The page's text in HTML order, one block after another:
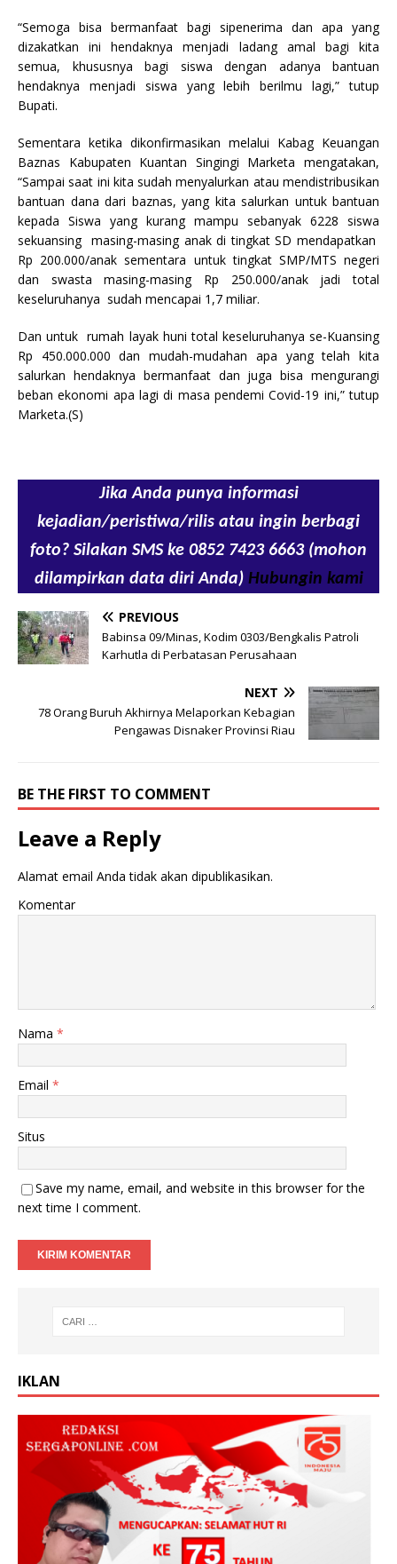
“Semoga bisa bermanfaat bagi sipenerima dan apa yang
dizakatkan ini hendaknya menjadi ladang amal bagi kita
semua, khususnya bagi siswa dengan adanya bantuan
hendaknya menjadi siswa yang lebih berilmu lagi,” tutup
Bupati.
Sementara ketika dikonfirmasikan melalui Kabag Keuangan
Baznas Kabupaten Kuantan Singingi Marketa mengatakan,
“Sampai saat ini kita sudah menyalurkan atau mendistribusikan
bantuan dana dari baznas, yang kita salurkan untuk bantuan
kepada Siswa yang kurang mampu sebanyak 6228 siswa
sekuansing masing-masing anak di tingkat SD mendapatkan
Rp 200.000/anak sementara untuk tingkat SMP/MTS negeri
dan swasta masing-masing Rp 250.000/anak jadi total
keseluruhanya sudah mencapai 1,7 miliar.
Dan untuk rumah layak huni total keseluruhanya se-Kuansing
Rp 450.000.000 dan mudah-mudahan apa yang telah kita
salurkan hendaknya bermanfaat dan juga bisa mengurangi
beban ekonomi apa lagi di masa pendemi Covid-19 ini,” tutup
Marketa.(S)
Jika Anda punya informasi
kejadian/peristiwa/rilis atau ingin berbagi
foto? Silakan SMS ke 0852 7423 6663 (mohon
dilampirkan data diri Anda) Hubungin kami
PREVIOUS
Babinsa 09/Minas, Kodim 0303/Bengkalis Patroli
Karhutla di Perbatasan Perusahaan
NEXT
78 Orang Buruh Akhirnya Melaporkan Kebagian
Pengawas Disnaker Provinsi Riau
BE THE FIRST TO COMMENT
Leave a Reply
Alamat email Anda tidak akan dipublikasikan.
Komentar
Nama *
Email *
Situs
Save my name, email, and website in this browser for the
next time I comment.
IKLAN